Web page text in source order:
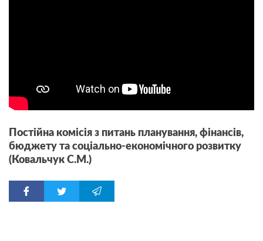
Постійна комісія з питань планування, фінансів,
бюджету та соціально-економічного розвитку
(Ковальчук С.М.)